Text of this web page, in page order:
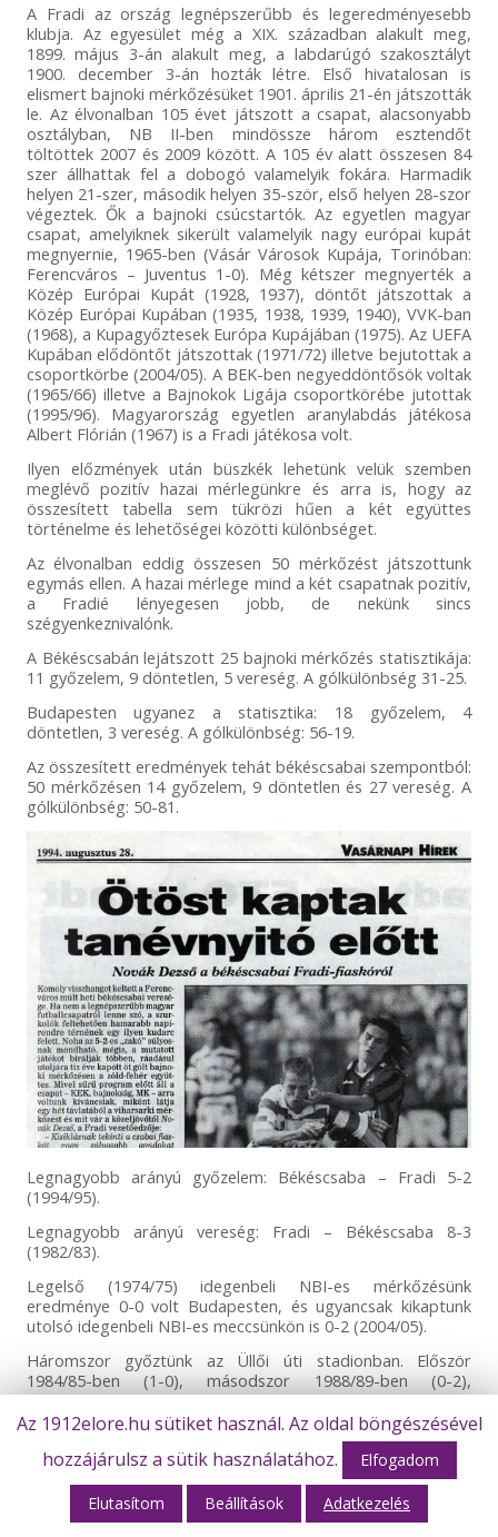
A Fradi az ország legnépszerűbb és legeredményesebb
klubja. Az egyesület még a XIX. században alakult meg,
1899. május 3-án alakult meg, a labdarúgó szakosztályt
1900. december 3-án hozták létre. Első hivatalosan is
elismert bajnoki mérkőzésüket 1901. április 21-én játszották
le. Az élvonalban 105 évet játszott a csapat, alacsonyabb
osztályban, NB II-ben mindössze három esztendőt
töltöttek 2007 és 2009 között. A 105 év alatt összesen 84
szer állhattak fel a dobogó valamelyik fokára. Harmadik
helyen 21-szer, második helyen 35-ször, első helyen 28-szor
végeztek. Ők a bajnoki csúcstartók. Az egyetlen magyar
csapat, amelyiknek sikerült valamelyik nagy európai kupát
megnyernie, 1965-ben (Vásár Városok Kupája, Torinóban:
Ferencváros – Juventus 1-0). Még kétszer megnyerték a
Közép Európai Kupát (1928, 1937), döntőt játszottak a
Közép Európai Kupában (1935, 1938, 1939, 1940), VVK-ban
(1968), a Kupagyőztesek Európa Kupájában (1975). Az UEFA
Kupában elődöntőt játszottak (1971/72) illetve bejutottak a
csoportkörbe (2004/05). A BEK-ben negyeddöntősök voltak
(1965/66) illetve a Bajnokok Ligája csoportkörébe jutottak
(1995/96). Magyarország egyetlen aranylabdás játékosa
Albert Flórián (1967) is a Fradi játékosa volt.
Ilyen előzmények után büszkék lehetünk velük szemben
meglévő pozitív hazai mérlegünkre és arra is, hogy az
összesített tabella sem tükrözi hűen a két együttes
történelme és lehetőségei közötti különbséget.
Az élvonalban eddig összesen 50 mérkőzést játszottunk
egymás ellen. A hazai mérlege mind a két csapatnak pozitív,
a Fradié lényegesen jobb, de nekünk sincs
szégyenkeznivalónk.
A Békéscsabán lejátszott 25 bajnoki mérkőzés statisztikája:
11 győzelem, 9 döntetlen, 5 vereség. A gólkülönbség 31-25.
Budapesten ugyanez a statisztika: 18 győzelem, 4
döntetlen, 3 vereség. A gólkülönbség: 56-19.
Az összesített eredmények tehát békéscsabai szempontból:
50 mérkőzésen 14 győzelem, 9 döntetlen és 27 vereség. A
gólkülönbség: 50-81.
Legnagyobb arányú győzelem: Békéscsaba – Fradi 5-2
(1994/95).
Legnagyobb arányú vereség: Fradi – Békéscsaba 8-3
(1982/83).
Legelső (1974/75) idegenbeli NBI-es mérkőzésünk
eredménye 0-0 volt Budapesten, és ugyancsak kikaptunk
utolsó idegenbeli NBI-es meccsünkön is 0-2 (2004/05).
Háromszor győztünk az Üllői úti stadionban. Először
1984/85-ben (1-0), másodszor 1988/89-ben (0-2),
harmadszor 2002/2003-ban (0-1).
Napjainkban hosszú idő után újra a Fradi vezeti a bajnoki
tabellát, méghozzá imponáló eredménysort produkálva,
veretlenül. Mind a nyolc bajnoki mérkőzését megnyerte a
csapat, gólkülönbsége 19-3. Az első helyezetthez látogat az
utolsó helyezett.
Az 1912elore.hu sütiket használ. Az oldal böngészésével
hozzájárulsz a sütik használatához.
Elfogadom
Elutasítom Beállítások Adatkezelés